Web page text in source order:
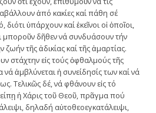
ἀπό κακίες καί πάθη σέ
διότι ὑπάρχουν καί ἐκεῖνοι οἱ ὁποῖοι,
δῆθεν νά συνδυάσουν τήν
ζωήν τῆς ἀδικίας καί τῆς ἁμαρτίας.
στάχτην εἰς τούς ὀφθαλμούς τῆς
ἀμβλύνεται ἡ συνείδησίς των καί νά
Τελικῶς δέ, νά φθάνουν εἰς τό
ἡ Χάρις τοῦ Θεοῦ, πρᾶγμα πού
δηλαδή αὐτοθεοεγκατάλειψι,